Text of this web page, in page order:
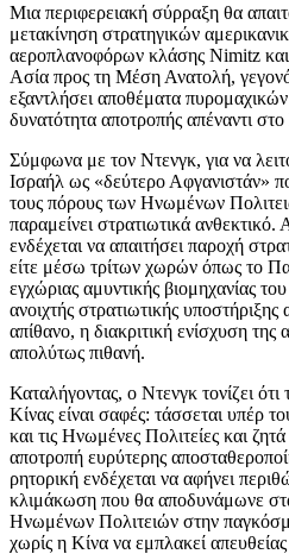
Μια περιφερειακή σύρραξη θα
μετακίνηση στρατηγικών
αεροπλανοφόρων κλάσης Nimitz
Ασία προς τη Μέση Ανατολή,
εξαντλήσει αποθέματα
δυνατότητα αποτροπής απέναντι
Σύμφωνα με τον Ντενγκ, για να
Ισραήλ ως «δεύτερο Αφγανιστάν»
τους πόρους των Ηνωμένων
παραμείνει στρατιωτικά
ενδέχεται να απαιτήσει παροχή
είτε μέσω τρίτων χωρών όπως το
εγχώριας αμυντικής βιομηχανίας
ανοιχτής στρατιωτικής
απίθανο, η διακριτική ενίσχυση της
απολύτως πιθανή.
Καταλήγοντας, ο Ντενγκ τονίζει
Κίνας είναι σαφές: τάσσεται υπέρ
και τις Ηνωμένες Πολιτείες και
αποτροπή ευρύτερης
ρητορική ενδέχεται να αφήνει
κλιμάκωση που θα αποδυνάμωνε
Ηνωμένων Πολιτειών στην
χωρίς η Κίνα να εμπλακεί απευθείας